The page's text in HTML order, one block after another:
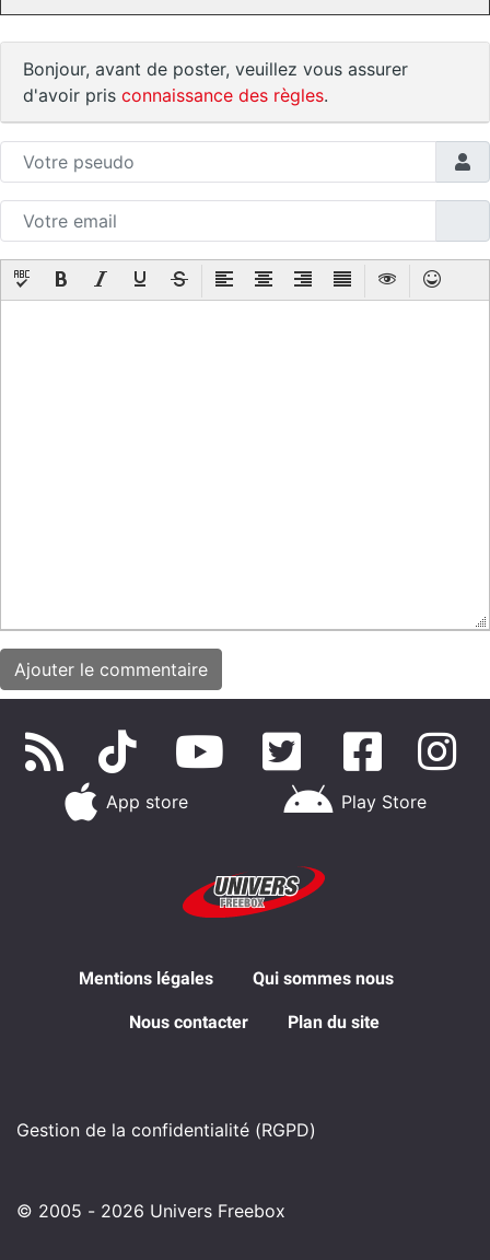
Bonjour, avant de poster, veuillez vous assurer
d'avoir pris connaissance des règles.
App store Play Store
Mentions légales Qui sommes nous
Nous contacter Plan du site
Gestion de la confidentialité (RGPD)
© 2005 - 2026 Univers Freebox